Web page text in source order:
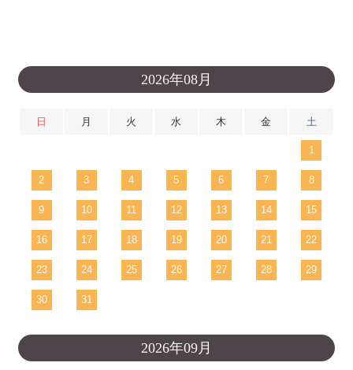
2026年08月
日 月 火 水 木 金 土
1
2 3 4 5 6 7 8
9 10 11 12 13 14 15
16 17 18 19 20 21 22
23 24 25 26 27 28 29
30 31
2026年09月